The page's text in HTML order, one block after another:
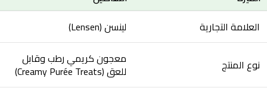
العلامة التجارية
لينسن (Lensen)
نوع المنتج معجون كريمي رطب وقابل
للعق (Creamy Purée Treats)